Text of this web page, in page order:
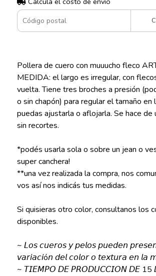
Pollera de cuero con muuucho fleco
MEDIDA: el largo es irregular, con
vuelta. Tiene tres broches a presión
o sin chapón) para regular el tamaño en
puedas ajustarla o aflojarla. Se hace de
sin recortes.
*podés usarla sola o sobre un jean o
super canchera!
**una vez realizada la compra, nos
vos así nos indicás tus medidas.
Si quisieras otro color, consultanos los
disponibles.
~ 𝘓𝘰𝘴 𝘤𝘶𝘦𝘳𝘰𝘴 𝘺 𝘱𝘦𝘭𝘰𝘴 𝘱𝘶𝘦𝘥𝘦𝘯
𝘷𝘢𝘳𝘪𝘢𝘤𝘪ó𝘯 𝘥𝘦𝘭 𝘤𝘰𝘭𝘰𝘳 𝘰 𝘵𝘦𝘹𝘵𝘶𝘳𝘢 𝘦𝘯
~ 𝘛𝘐𝘌𝘔𝘗𝘖 𝘋𝘌 𝘗𝘙𝘖𝘋𝘜𝘊𝘊𝘐𝘖𝘕 𝘋𝘌 15